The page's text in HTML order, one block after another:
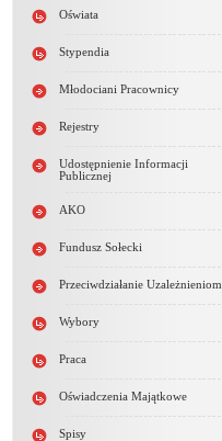
Oświata
Stypendia
Młodociani Pracownicy
Rejestry
Udostępnienie Informacji
Publicznej
AKO
Fundusz Sołecki
Przeciwdziałanie Uzależnieniom
Wybory
Praca
Oświadczenia Majątkowe
Spisy